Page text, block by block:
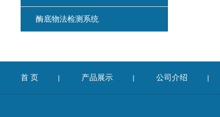
酶底物法检测系统
首 页 | 产品展示 | 公司介绍 |